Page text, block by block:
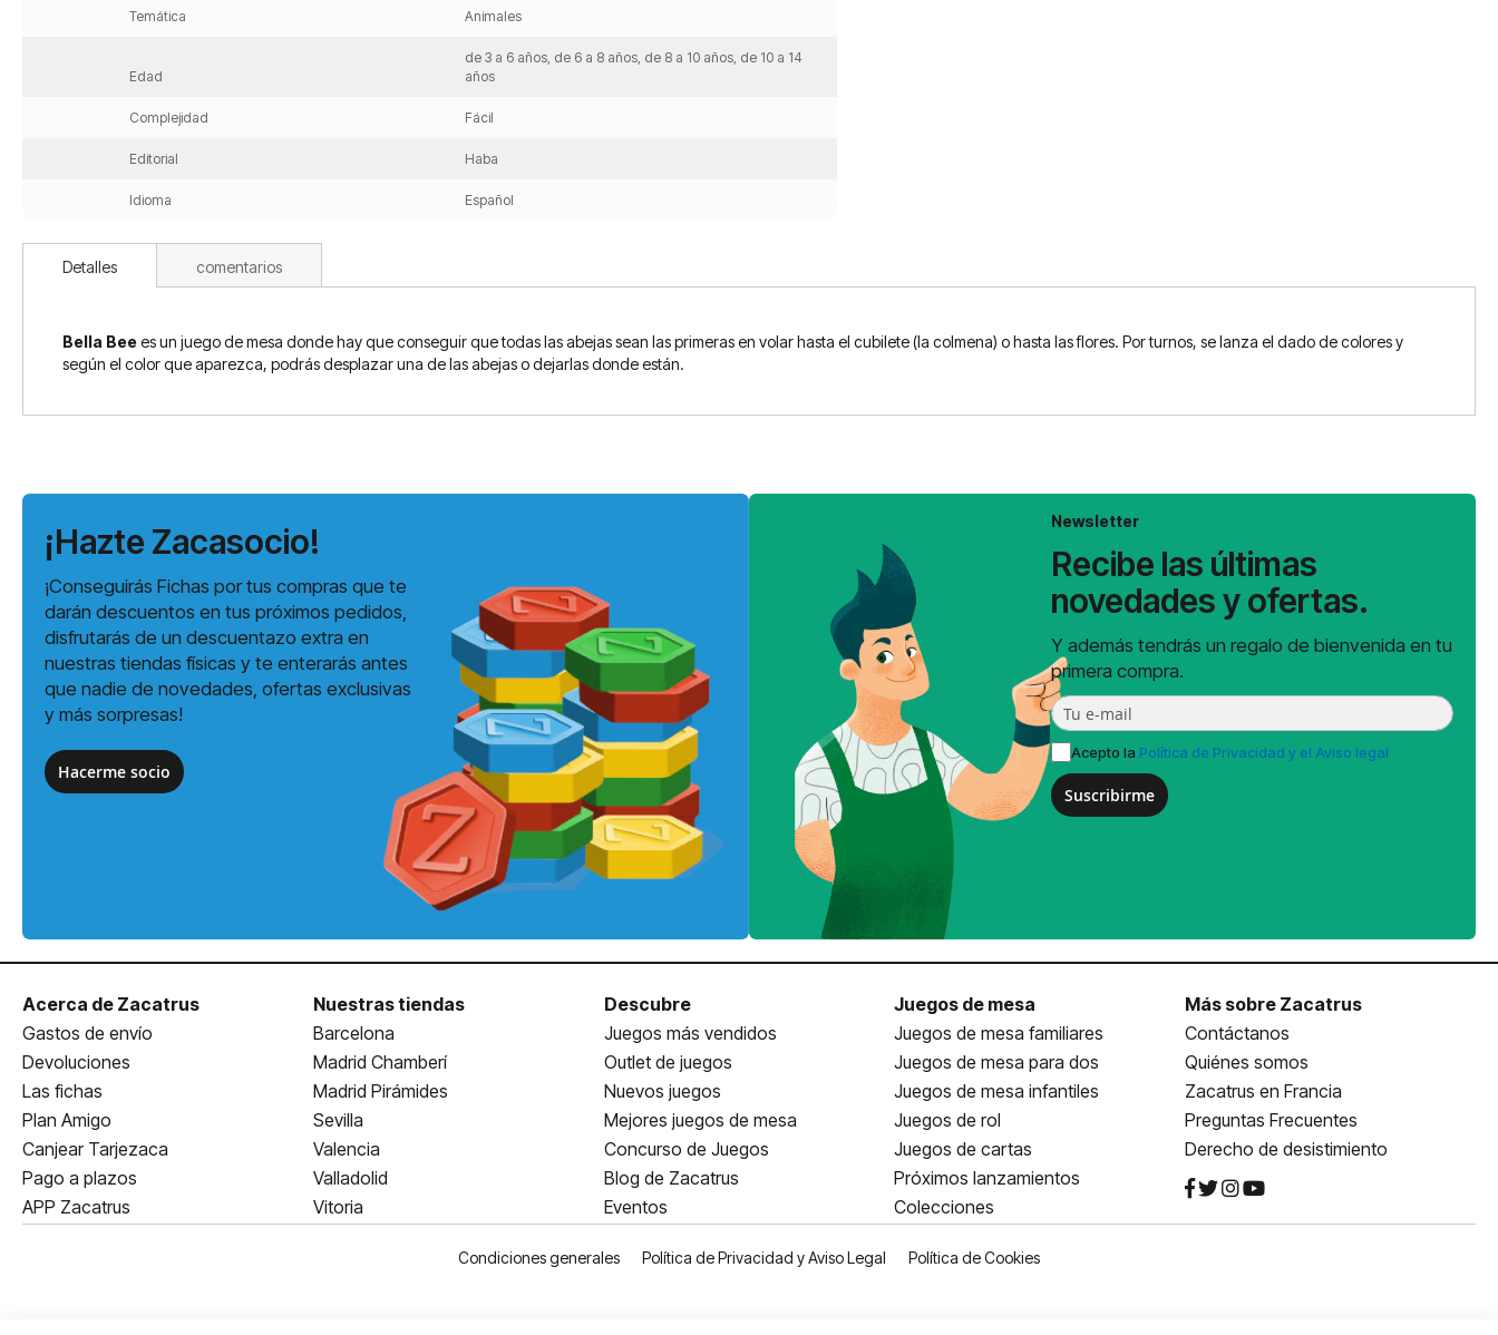
Temática Animales
Edad
de 3 a 6 años, de 6 a 8 años, de 8 a 10 años, de 10 a 14
años
Complejidad Fácil
Editorial Haba
Idioma Español
Detalles
Bella Bee es un juego de mesa donde hay que conseguir que todas las abejas sean las primeras en volar hasta el cubilete (la colmena) o hasta las flores. Por turnos, se lanza el dado de colores y
según el color que aparezca, podrás desplazar una de las abejas o dejarlas donde están.
comentarios
¡Hazte Zacasocio!
¡Conseguirás Fichas por tus compras que te
darán descuentos en tus próximos pedidos,
disfrutarás de un descuentazo extra en
nuestras tiendas físicas y te enterarás antes
que nadie de novedades, ofertas exclusivas
y más sorpresas!
Hacerme socio
Newsletter
Recibe las últimas
novedades y ofertas.
Y además tendrás un regalo de bienvenida en tu
primera compra.
Acepto la Política de Privacidad y el Aviso legal
Suscribirme
Acerca de Zacatrus
Gastos de envío
Devoluciones
Las fichas
Plan Amigo
Canjear Tarjezaca
Pago a plazos
APP Zacatrus
Nuestras tiendas
Barcelona
Madrid Chamberí
Madrid Pirámides
Sevilla
Valencia
Valladolid
Vitoria
Descubre
Juegos más vendidos
Outlet de juegos
Nuevos juegos
Mejores juegos de mesa
Concurso de Juegos
Blog de Zacatrus
Eventos
Juegos de mesa
Juegos de mesa familiares
Juegos de mesa para dos
Juegos de mesa infantiles
Juegos de rol
Juegos de cartas
Próximos lanzamientos
Colecciones
Más sobre Zacatrus
Contáctanos
Quiénes somos
Zacatrus en Francia
Preguntas Frecuentes
Derecho de desistimiento
Condiciones generales Política de Privacidad y Aviso Legal Política de Cookies